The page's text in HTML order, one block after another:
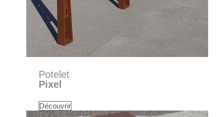
Potelet
Pixel
Découvrir